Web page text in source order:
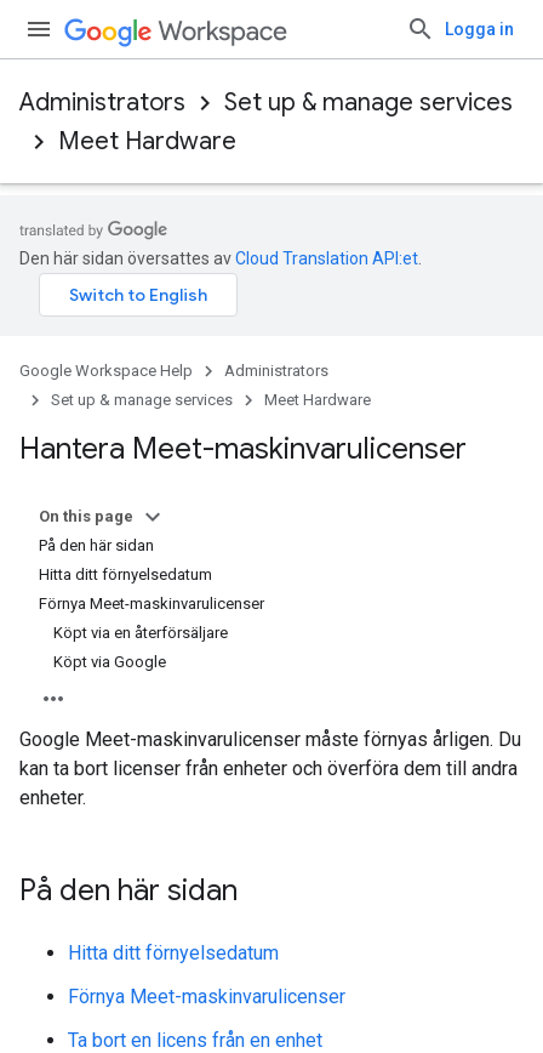
Logga in
Administrators
Set up & manage services
Meet Hardware
Den här sidan översattes avCloud Translation API:et
Google Workspace Help
Administrators
Set up & manage services
Meet Hardware
Hantera Meet-maskinvarulicenser
On this page
På den här sidan
Hitta ditt förnyelsedatum
Förnya Meet-maskinvarulicenser
Köpt via en återförsäljare
Köpt via Google
Google Meet-maskinvarulicenser måste förnyas årligen. Du
kan ta bort licenser från enheter och överföra dem till andra
enheter.
På den här sidan
Hitta ditt förnyelsedatum
Förnya Meet-maskinvarulicenser
Ta bort en licens från en enhet